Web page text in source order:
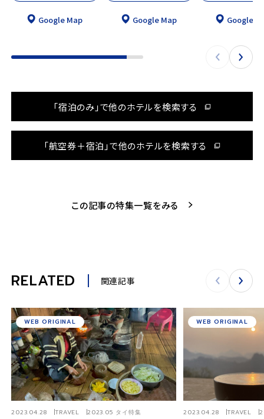
Google Map Google Map Google
「宿泊のみ」で他のホテルを検索する
「航空券＋宿泊」で他のホテルを検索する
この記事の特集一覧をみる
RELATED 関連記事
2023.04.28 TRAVEL 2023.05 タイ特集
WEB ORIGINAL
2023.04.28 TRAVEL
WEB ORIGINAL